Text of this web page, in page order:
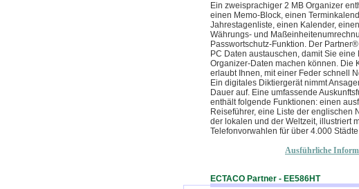
Ein zweisprachiger 2 MB Organizer
einen Memo-Block, einen
Jahrestagenliste, einen Kalender,
Währungs- und
Passwortschutz-Funktion. Der
PC Daten austauschen, damit Sie
Organizer-Daten machen können. Die
erlaubt Ihnen, mit einer Feder schnell
Ein digitales Diktiergerät nimmt
Dauer auf. Eine umfassende
enthält folgende Funktionen: einen
Reiseführer, eine Liste der englischen
der lokalen und der Weltzeit, illustriert
Telefonvorwahlen für über 4.000
Ausführliche
ECTACO Partner - EE586HT